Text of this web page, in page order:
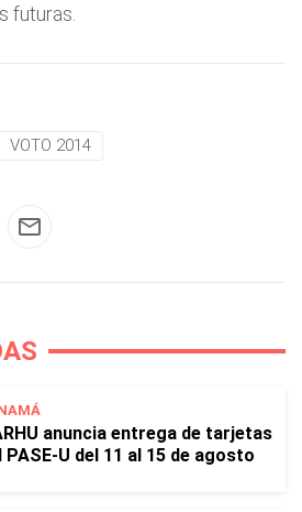
futuras.
VOTO 2014
anuncia entrega de tarjetas
PASE-U del 11 al 15 de agosto